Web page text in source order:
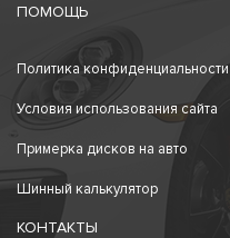
ПОМОЩЬ
Политика конфиденциальности
Условия использования сайта
Примерка дисков на авто
Шинный калькулятор
КОНТАКТЫ